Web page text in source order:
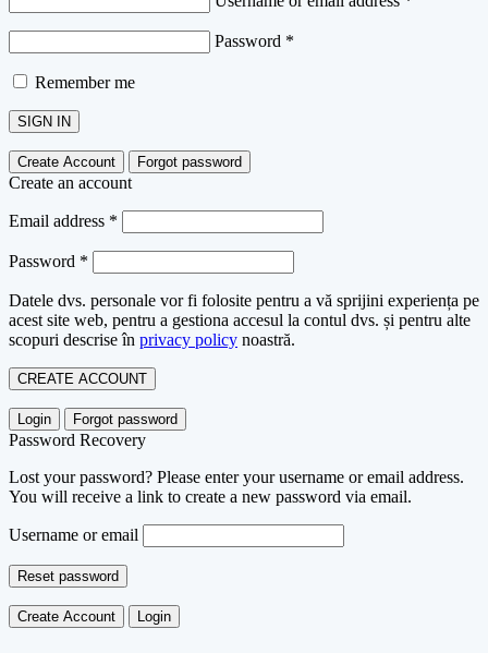
Password *
Remember me
SIGN IN
Create Account Forgot password
Create an account
Email address *
Password *
Datele dvs. personale vor fi folosite pentru a vă sprijini experiența pe
acest site web, pentru a gestiona accesul la contul dvs. și pentru alte
scopuri descrise în privacy policy noastră.
CREATE ACCOUNT
Login Forgot password
Password Recovery
Lost your password? Please enter your username or email address.
You will receive a link to create a new password via email.
Username or email
Reset password
Create Account Login